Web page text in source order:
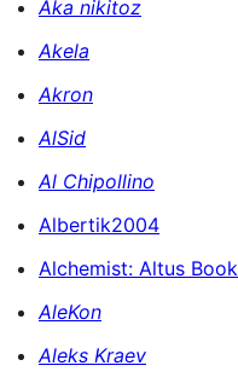
Aka nikitoz
Akela
Akron
AlSid
Al Chipollino
Albertik2004
Alchemist: Altus Book
AleKon
Aleks Kraev